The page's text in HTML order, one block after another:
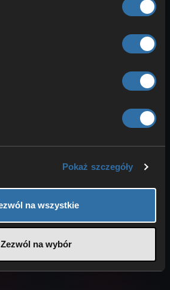
Pokaż szczegóły
na wszystkie
Zezwól na wybór
swój zapis gry za pomocą
mody
mapy w FS22
swojego serwera. Jak
tutaj: …